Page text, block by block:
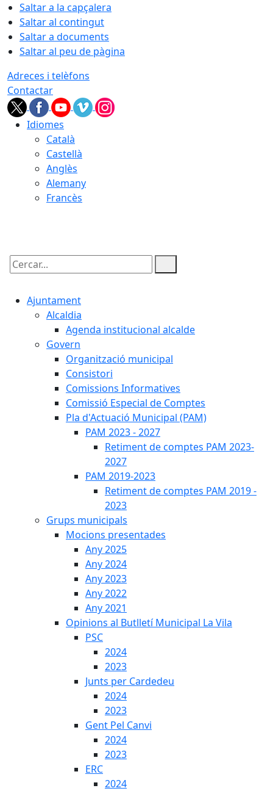
Saltar a la capçalera
Saltar al contingut
Saltar a documents
Saltar al peu de pàgina
Adreces i telèfons
Contactar
Idiomes
Català
Castellà
Anglès
Alemany
Francès
Cercar:
Ajuntament
Alcaldia
Agenda institucional alcalde
Govern
Organització municipal
Consistori
Comissions Informatives
Comissió Especial de Comptes
Pla d'Actuació Municipal (PAM)
PAM 2023 - 2027
Retiment de comptes PAM 2023-
2027
PAM 2019-2023
Retiment de comptes PAM 2019 -
2023
Grups municipals
Mocions presentades
Any 2025
Any 2024
Any 2023
Any 2022
Any 2021
Opinions al Butlletí Municipal La Vila
PSC
2024
2023
Junts per Cardedeu
2024
2023
Gent Pel Canvi
2024
2023
ERC
2024